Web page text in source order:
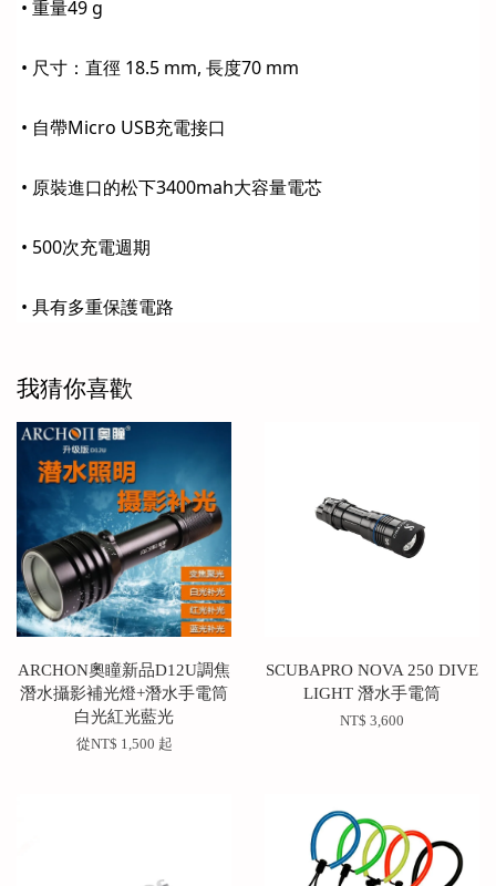
• 重量49 g
• 尺寸：直徑 18.5 mm, 長度70 mm
• 自帶Micro USB充電接口
• 原裝進口的松下3400mah大容量電芯
• 500次充電週期
• 具有多重保護電路
我猜你喜歡
ARCHON奧瞳新品D12U調焦
潛水攝影補光燈+潛水手電筒
白光紅光藍光
從NT$ 1,500 起
SCUBAPRO NOVA 250 DIVE
LIGHT 潛水手電筒
NT$ 3,600